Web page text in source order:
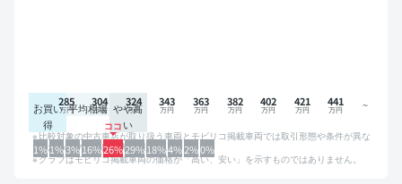
お買い
得
平均相場 やや高
い
1%1%3%16%26%29%18%4%2%0%
285 304 324 343 363 382 402 421 441
比較対象の中古車店が取り扱う車両とモビリコ掲載車両では取引形態や条件が異な
るため、グラフは参考情報です。
グラフはモビリコ掲載車両の価格が「高い、安い」を示すものではありません。